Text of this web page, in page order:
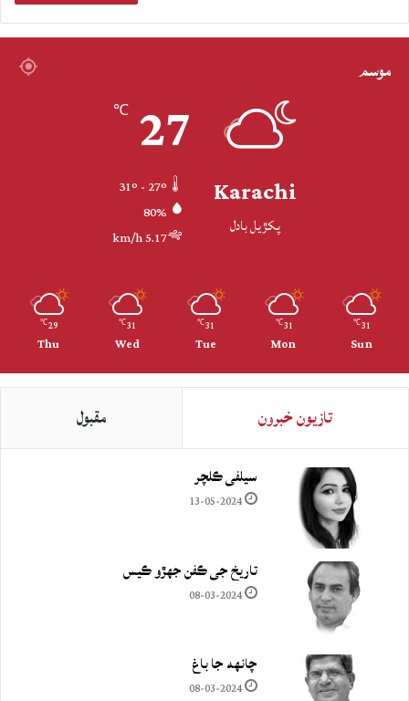
موسم
Karachi
پکڙيل بادل
27
℃
80%
5.17 km/h
31
℃
Sun
31
℃
Mon
31
℃
Tue
31
℃
Wed
29
℃
Thu
تازيون خبرون مقبول
سيلفي ڪلچر
13-05-2024
تاريخ جي ڪفن جھڙو ڪيس
08-03-2024
چانهه جا باغ
08-03-2024